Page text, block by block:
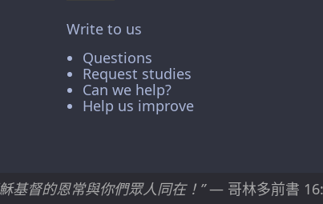
Write to us
Questions
Request studies
Can we help?
Help us improve
基督的恩常與你們眾人同在！”— 哥林多前書